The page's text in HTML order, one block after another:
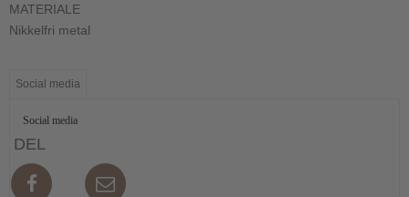
MATERIALE
Nikkelfri metal
Social media
Social media
DEL